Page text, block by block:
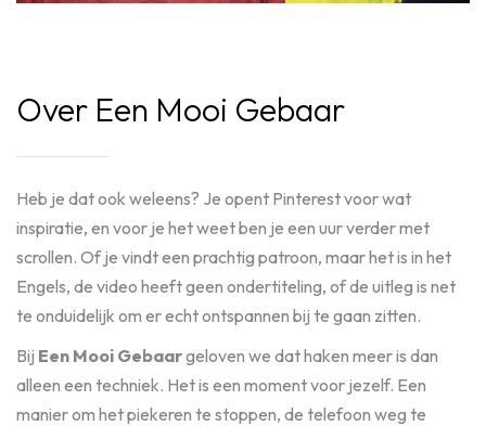
Over Een Mooi Gebaar
Heb je dat ook weleens? Je opent Pinterest voor wat
inspiratie, en voor je het weet ben je een uur verder met
scrollen. Of je vindt een prachtig patroon, maar het is in het
Engels, de video heeft geen ondertiteling, of de uitleg is net
te onduidelijk om er echt ontspannen bij te gaan zitten.
Bij Een Mooi Gebaargeloven we dat haken meer is dan
alleen een techniek. Het is een moment voor jezelf. Een
manier om het piekeren te stoppen, de telefoon weg te